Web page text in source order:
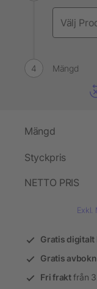
Mängd
Mängd
Styckpris
NETTO PRIS
Exkl.
Gratis
Gratis
Fri fraktfrån